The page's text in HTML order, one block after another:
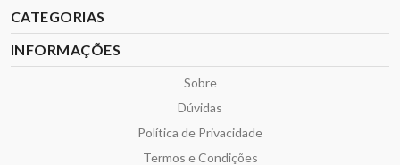
CATEGORIAS
INFORMAÇÕES
Sobre
Dúvidas
Política de Privacidade
Termos e Condições